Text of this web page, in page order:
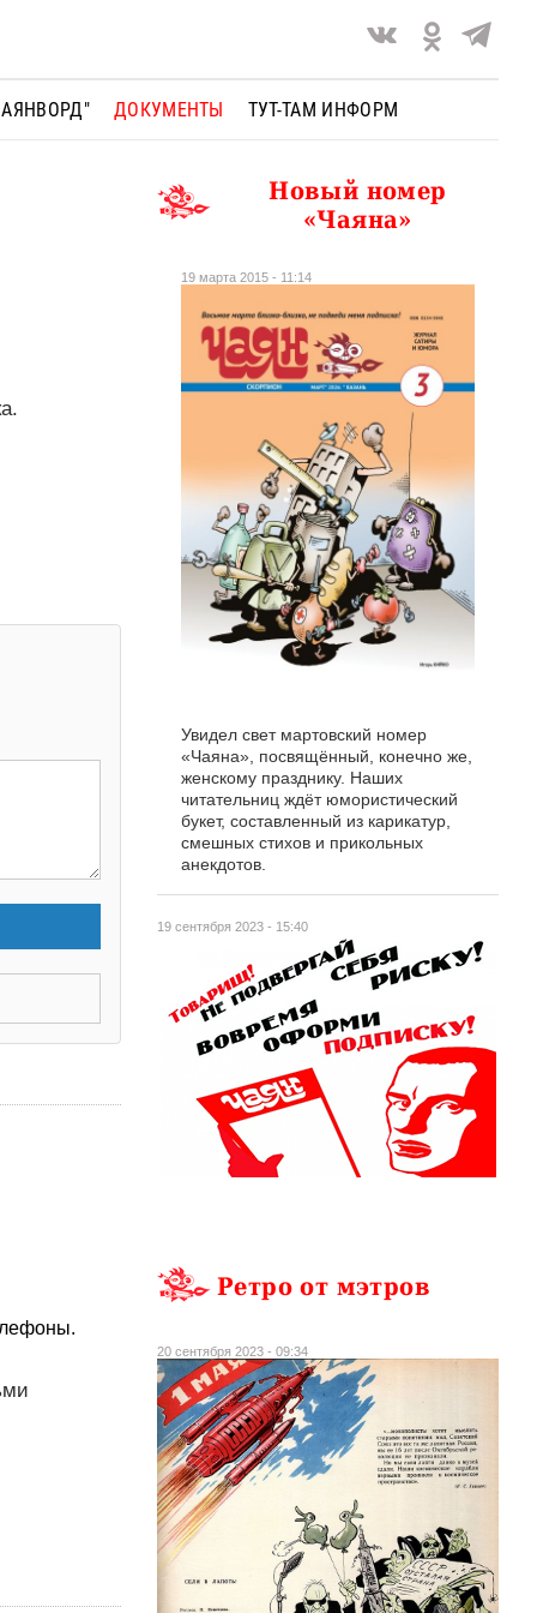
ДОКУМЕНТЫ ТУТ-ТАМ ИНФОРМ
19 сентября 2023 - 15:40
Новый номер
«Чаяна»
19 марта 2015 - 11:14
Увидел свет мартовский номер
«Чаяна», посвящённый, конечно же,
женскому празднику. Наших
читательниц ждёт юмористический
букет, составленный из карикатур,
смешных стихов и прикольных
анекдотов.
Ретро от мэтров
20 сентября 2023 - 09:34